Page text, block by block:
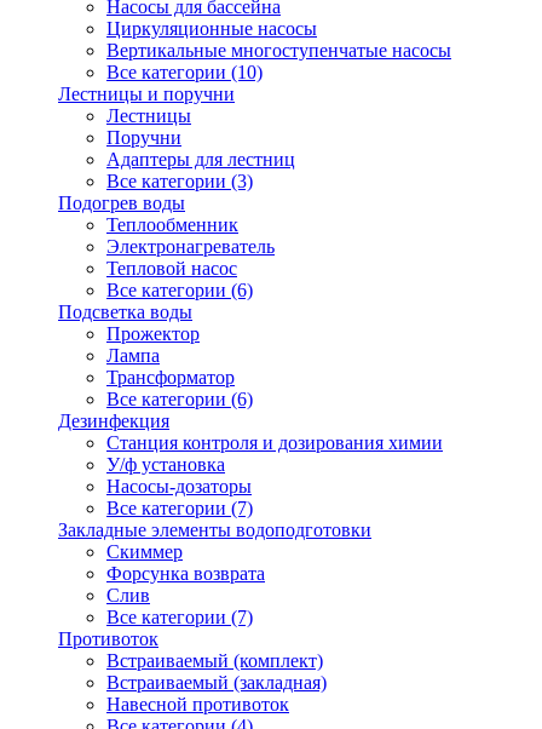
Насосы для бассейна
Циркуляционные насосы
Вертикальные многоступенчатые насосы
Все категории (10)
Лестницы и поручни
Лестницы
Поручни
Адаптеры для лестниц
Все категории (3)
Подогрев воды
Теплообменник
Электронагреватель
Тепловой насос
Все категории (6)
Подсветка воды
Прожектор
Лампа
Трансформатор
Все категории (6)
Дезинфекция
Станция контроля и дозирования химии
У/ф установка
Насосы-дозаторы
Все категории (7)
Закладные элементы водоподготовки
Скиммер
Форсунка возврата
Слив
Все категории (7)
Противоток
Встраиваемый (комплект)
Встраиваемый (закладная)
Навесной противоток